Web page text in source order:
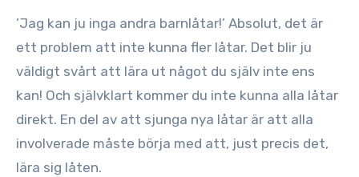
’Jag kan ju inga andra barnlåtar!’ Absolut, det är
ett problem att inte kunna fler låtar. Det blir ju
väldigt svårt att lära ut något du själv inte ens
kan! Och självklart kommer du inte kunna alla låtar
direkt. En del av att sjunga nya låtar är att alla
involverade måste börja med att, just precis det,
lära sig låten.